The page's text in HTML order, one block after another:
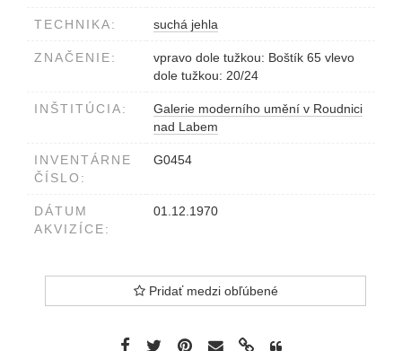
TECHNIKA: suchá jehla
ZNAČENIE:
vpravo dole tužkou: Boštík 65 vlevo
dole tužkou: 20/24
INŠTITÚCIA:
Galerie moderního umění v Roudnici
nad Labem
INVENTÁRNE
ČÍSLO:
G0454
DÁTUM
AKVIZÍCE:
01.12.1970
Pridať medzi obľúbené